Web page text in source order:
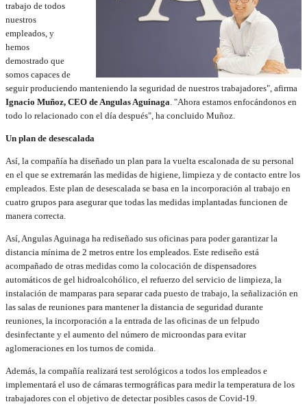
trabajo de todos
nuestros
empleados, y
hemos
demostrado que
somos capaces de
seguir produciendo manteniendo la seguridad de nuestros trabajadores", afirma
Ignacio Muñoz, CEO de Angulas Aguinaga. "Ahora estamos enfocándonos en
todo lo relacionado con el día después", ha concluido Muñoz.
Un plan de desescalada
Así, la compañía ha diseñado un plan para la vuelta escalonada de su personal
en el que se extremarán las medidas de higiene, limpieza y de contacto entre los
empleados. Este plan de desescalada se basa en la incorporación al trabajo en
cuatro grupos para asegurar que todas las medidas implantadas funcionen de
manera correcta.
Así, Angulas Aguinaga ha rediseñado sus oficinas para poder garantizar la
distancia mínima de 2 metros entre los empleados. Este rediseño está
acompañado de otras medidas como la colocación de dispensadores
automáticos de gel hidroalcohólico, el refuerzo del servicio de limpieza, la
instalación de mamparas para separar cada puesto de trabajo, la señalización en
las salas de reuniones para mantener la distancia de seguridad durante
reuniones, la incorporación a la entrada de las oficinas de un felpudo
desinfectante y el aumento del número de microondas para evitar
aglomeraciones en los turnos de comida.
Además, la compañía realizará test serológicos a todos los empleados e
implementará el uso de cámaras termográficas para medir la temperatura de los
trabajadores con el objetivo de detectar posibles casos de Covid-19.